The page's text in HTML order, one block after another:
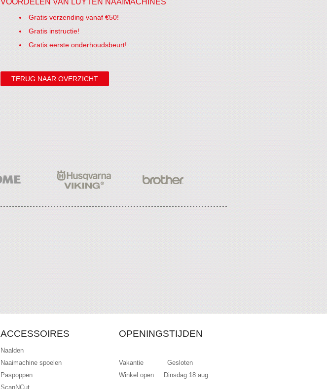
VOORDELEN VAN LUYTEN NAAIMACHINES
Gratis verzending vanaf €50!
Gratis instructie!
Gratis eerste onderhoudsbeurt!
TERUG NAAR OVERZICHT
ACCESSOIRES
Naalden
Naaimachine spoelen
Paspoppen
ScanNCut
OPENINGSTIJDEN
Vakantie Gesloten
Winkel open Dinsdag 18 aug